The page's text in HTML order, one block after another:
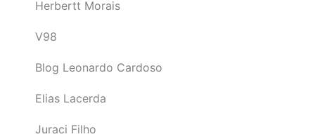
Herbertt Morais
V98
Blog Leonardo Cardoso
Elias Lacerda
Juraci Filho